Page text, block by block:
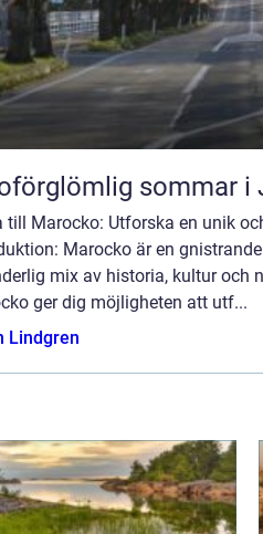
sommar i
till Marocko: Utforska en unik
Marocko är en
mix av historia, kultur och
ger dig möjligheten att utf...
Lindgren